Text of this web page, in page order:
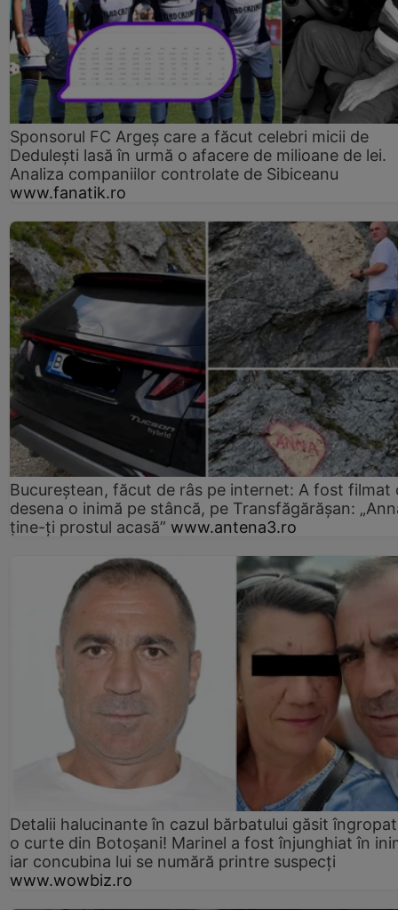
Sponsorul FC Argeș care a făcut celebri micii de
Dedulești lasă în urmă o afacere de milioane de lei.
Analiza companiilor controlate de Sibiceanu
www.fanatik.ro
Bucureștean, făcut de râs pe internet: A fost filmat
desena o inimă pe stâncă, pe Transfăgărășan:
ține-ți prostul acasă” www.antena3.ro
Detalii halucinante în cazul bărbatului găsit
o curte din Botoșani! Marinel a fost înjunghiat în
iar concubina lui se numără printre suspecți
www.wowbiz.ro